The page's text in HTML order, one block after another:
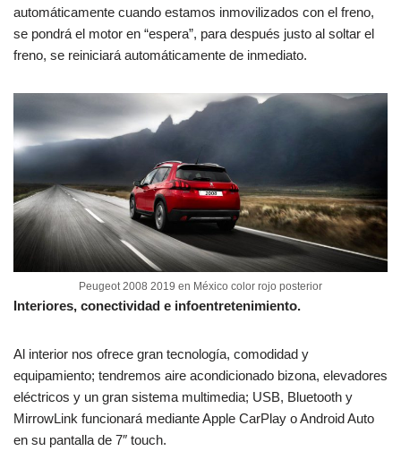
automáticamente cuando estamos inmovilizados con el freno,
se pondrá el motor en “espera”, para después justo al soltar el
freno, se reiniciará automáticamente de inmediato.
Peugeot 2008 2019 en México color rojo posterior
Interiores, conectividad e infoentretenimiento.
Al interior nos ofrece gran tecnología, comodidad y
equipamiento; tendremos aire acondicionado bizona, elevadores
eléctricos y un gran sistema multimedia; USB, Bluetooth y
MirrowLink funcionará mediante Apple CarPlay o Android Auto
en su pantalla de 7″ touch.